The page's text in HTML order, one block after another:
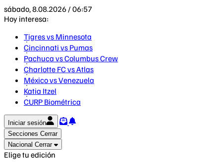
sábado, 8.08.2026 / 06:57
Hoy interesa:
Tigres vs Minnesota
Cincinnati vs Pumas
Pachuca vs Columbus Crew
Charlotte FC vs Atlas
México vs Venezuela
Katia Itzel
CURP Biométrica
Iniciar sesión
Secciones Cerrar
Nacional Cerrar
Elige tu edición